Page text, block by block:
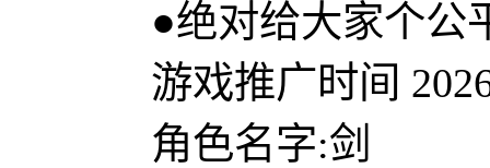
●绝对给大家个公
游戏推广时间
角色名字:剑